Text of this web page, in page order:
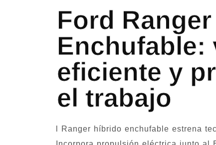
Ford
Enchufable:
eficiente y
el trabajo
l Ranger híbrido enchufable estrena